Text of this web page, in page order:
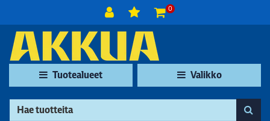
0
Tuotealueet Valikko